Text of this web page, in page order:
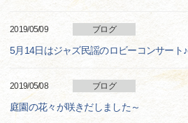
2019/05/09 ブログ
5月14日はジャズ民謡のロビーコンサート♪
2019/05/08 ブログ
庭園の花々が咲きだしました～